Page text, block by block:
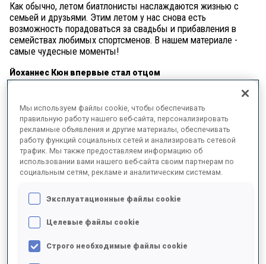
Как обычно, летом биатлонисты наслаждаются жизнью с
семьей и друзьями. Этим летом у нас снова есть
возможность порадоваться за свадьбы и прибавления в
семействах любимых спортсменов. В нашем материале -
самые чудесные моменты!
Йоханнес Кюн впервые стал отцом
Прямо перед Днем отца в Германии у Йоханнеса Кюна и его
девушки Микелы родился первый ребенок. Поздравляем и
ждем не дождемся, когда малыш начнет болеть за папу на
трибунах!
Мы используем файлы cookie, чтобы обеспечивать
правильную работу нашего веб-сайта, персонализировать
рекламные объявления и другие материалы, обеспечивать
работу функций социальных сетей и анализировать сетевой
трафик. Мы также предоставляем информацию об
использовании вами нашего веб-сайта своим партнерам по
социальным сетям, рекламе и аналитическим системам.
Эксплуатационные файлы cookie
Целевые файлы cookie
Строго необходимые файлы cookie